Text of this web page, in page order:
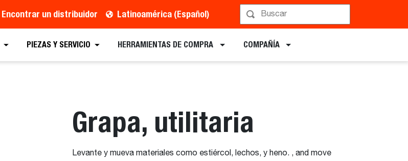
Encontrar un distribuidor Latinoamérica (Español)
PIEZAS Y SERVICIO HERRAMIENTAS DE COMPRA COMPAÑÍA
Grapa, utilitaria
Levante y mueva materiales como estiércol, lechos, y heno. , and move
Localizar un distribuidor Equipos Implementos